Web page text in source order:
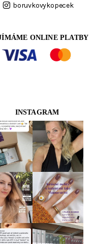
boruvkovykopecek
ONLINE PLATBY
INSTAGRAM